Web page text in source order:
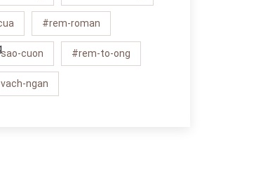
#rem-roman
cuon #rem-to-ong
ngan